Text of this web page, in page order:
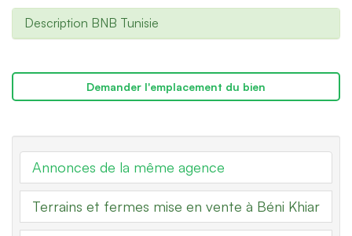
Description BNB Tunisie
Demander l'emplacement du bien
Annonces de la même agence
Terrains et fermes mise en vente à Béni Khiar